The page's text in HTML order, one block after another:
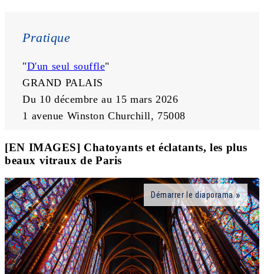
Pratique
"D'un seul souffle"
GRAND PALAIS
Du 10 décembre au 15 mars 2026
1 avenue Winston Churchill, 75008
[EN IMAGES] Chatoyants et éclatants, les plus
beaux vitraux de Paris
Démarrer le diaporama